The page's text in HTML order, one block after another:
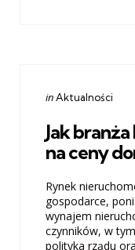
Categories
Posted
inAktualności
Jak
na ceny
Rynek
gospodarce,
wynajem
czynników, w
polityka rządu